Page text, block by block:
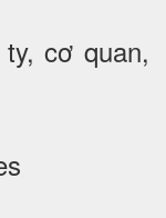
cơ quan,